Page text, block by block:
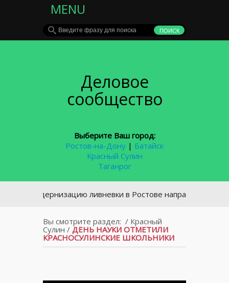
MENU
Деловое
сообщество
Выберите Ваш город:
Ростов-на-Дону | Батайск
Красный Сулин
Таганрог
модернизацию ливневки в Ростове направят 5,5 млрд руб
Вы смотрите раздел: / Красный
Сулин / ДЕНЬ НАУКИ ОТМЕТИЛИ
КРАСНОСУЛИНСКИЕ ШКОЛЬНИКИ